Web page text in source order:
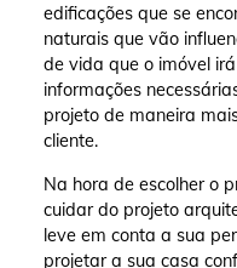
edificações que se
naturais que vão
de vida que o imóvel
informações
projeto de maneira
cliente.
Na hora de escolher o
cuidar do projeto
leve em conta a sua
projetar a sua casa